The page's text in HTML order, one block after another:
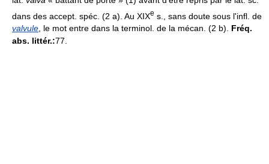
dans des accept. spéc. (2 a). Au XIXe s., sans doute sous l'infl. de
valvule, le mot entre dans la terminol. de la mécan. (2 b). Fréq.
abs. littér.:77.